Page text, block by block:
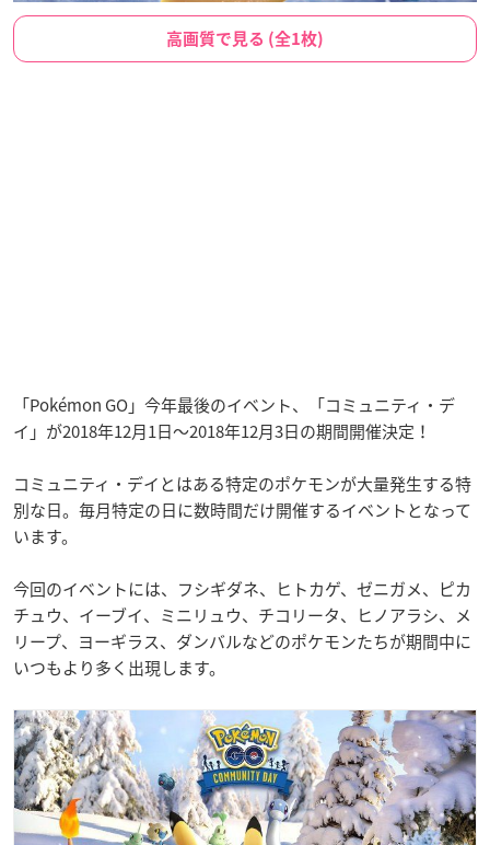
高画質で見る (全1枚)
「Pokémon GO」今年最後のイベント、「コミュニティ・デ
イ」が2018年12月1日〜2018年12月3日の期間開催決定！
コミュニティ・デイとはある特定のポケモンが大量発生する特
別な日。毎月特定の日に数時間だけ開催するイベントとなって
います。
今回のイベントには、フシギダネ、ヒトカゲ、ゼニガメ、ピカ
チュウ、イーブイ、ミニリュウ、チコリータ、ヒノアラシ、メ
リープ、ヨーギラス、ダンバルなどのポケモンたちが期間中に
いつもより多く出現します。